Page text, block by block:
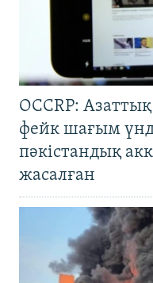
OCCRP:
фейк шағым
пәкістандық
жасалған